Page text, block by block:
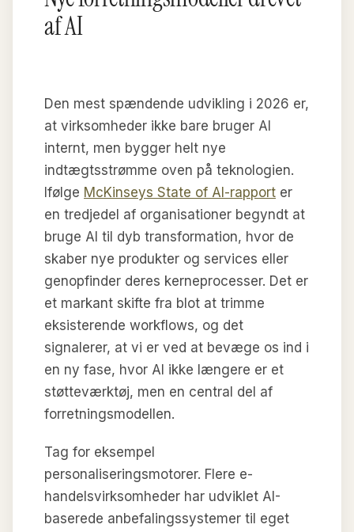
af AI
Den mest spændende udvikling i 2026 er,
at virksomheder ikke bare bruger AI
internt, men bygger helt nye
indtægtsstrømme oven på teknologien.
Ifølge McKinseys State of AI-rapport er
en tredjedel af organisationer begyndt at
bruge AI til dyb transformation, hvor de
skaber nye produkter og services eller
genopfinder deres kerneprocesser. Det er
et markant skifte fra blot at trimme
eksisterende workflows, og det
signalerer, at vi er ved at bevæge os ind i
en ny fase, hvor AI ikke længere er et
støtteværktøj, men en central del af
forretningsmodellen.
Tag for eksempel
personaliseringsmotorer. Flere e-
handelsvirksomheder har udviklet AI-
baserede anbefalingssystemer til eget